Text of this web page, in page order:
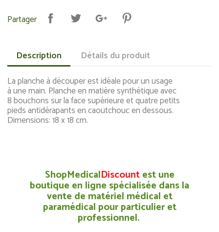
Partager
Description Détails du produit
La planche à découper est idéale pour un usage
à une main. Planche en matière synthétique avec
8 bouchons sur la face supérieure et quatre petits
pieds antidérapants en caoutchouc en dessous.
Dimensions: 18 x 18 cm.
ShopMedicalDiscountest une
boutique en ligne spécialisée dans la
vente de matériel médical et
paramédical pour particulier et
professionnel.